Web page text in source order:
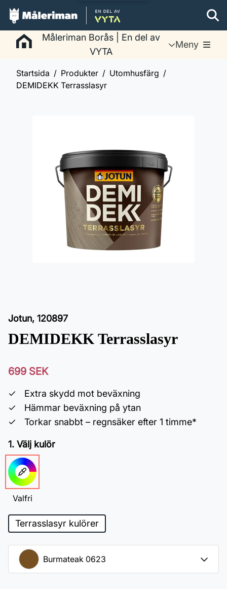
Måleriman Borås | En del av
VYTA
Meny
Startsida Produkter
Utomhusfärg
DEMIDEKK Terrasslasyr
Jotun, 120897
DEMIDEKK Terrasslasyr
699 SEK
Extra skydd mot beväxning
Hämmar beväxning på ytan
Torkar snabbt – regnsäker efter 1 timme*
1. Välj kulör
Valfri
Terrasslasyr kulörer